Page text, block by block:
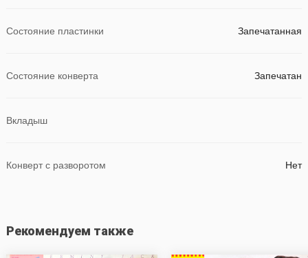
Состояние пластинки Запечатанная
Состояние конверта Запечатан
Вкладыш
Конверт с разворотом Нет
Рекомендуем также